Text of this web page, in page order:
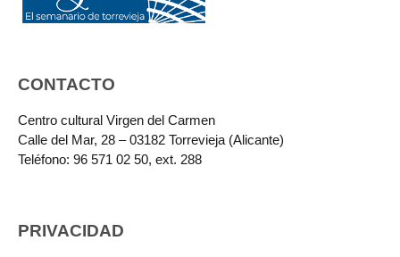
CONTACTO
Centro cultural Virgen del Carmen
Calle del Mar, 28 – 03182 Torrevieja (Alicante)
Teléfono: 96 571 02 50, ext. 288
PRIVACIDAD